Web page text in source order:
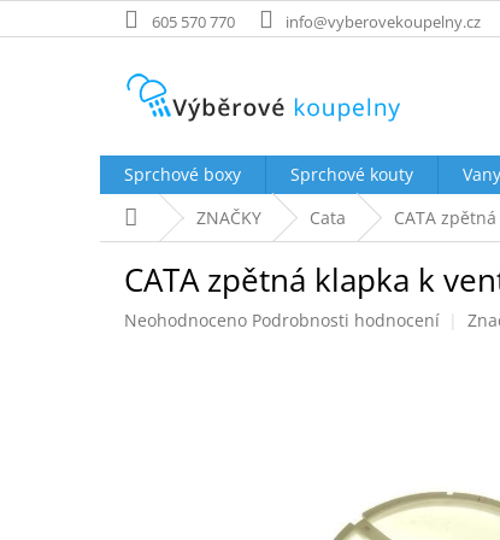
na
605 570 770 info@vyberovekoupelny.cz
Sprchové boxy Sprchové kouty
Domů ZNAČKY Cata CATA
CATA zpětná klapka k
Průměrné
Neohodnoceno Podrobnosti hodnocení